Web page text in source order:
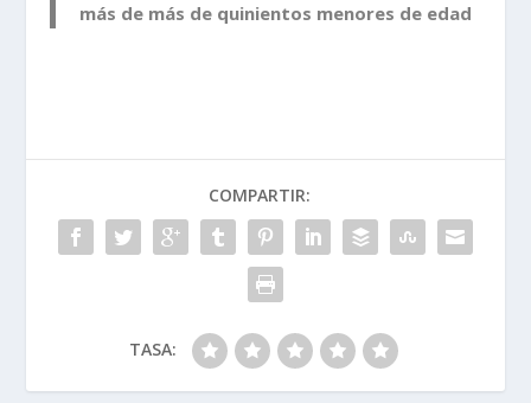
más de más de quinientos menores de edad
COMPARTIR:
TASA: